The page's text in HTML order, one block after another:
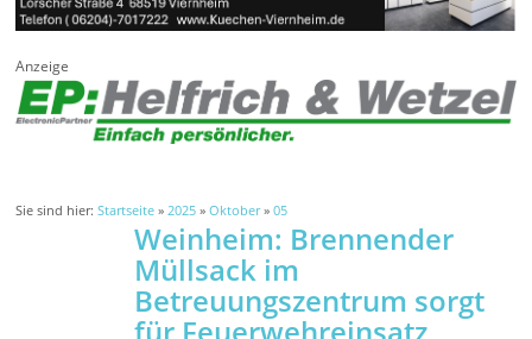
Anzeige
Sie sind hier:Startseite »2025 »Oktober»05
Weinheim: Brennender
Müllsack im
Betreuungszentrum sorgt